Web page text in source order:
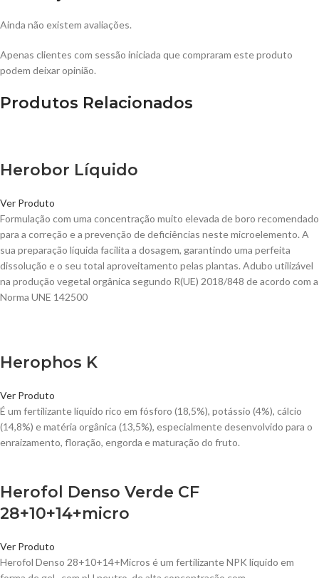
Ainda não existem avaliações.
Apenas clientes com sessão iniciada que compraram este produto
podem deixar opinião.
Produtos Relacionados
Herobor Líquido
Ver Produto
Formulação com uma concentração muito elevada de boro recomendado
para a correção e a prevenção de deficiências neste microelemento. A
sua preparação líquida facilita a dosagem, garantindo uma perfeita
dissolução e o seu total aproveitamento pelas plantas. Adubo utilizável
na produção vegetal orgânica segundo R(UE) 2018/848 de acordo com a
Norma UNE 142500
Herophos K
Ver Produto
É um fertilizante líquido rico em fósforo (18,5%), potássio (4%), cálcio
(14,8%) e matéria orgânica (13,5%), especialmente desenvolvido para o
enraizamento, floração, engorda e maturação do fruto.
Herofol Denso Verde CF
28+10+14+micro
Ver Produto
Herofol Denso 28+10+14+Micros é um fertilizante NPK líquido em